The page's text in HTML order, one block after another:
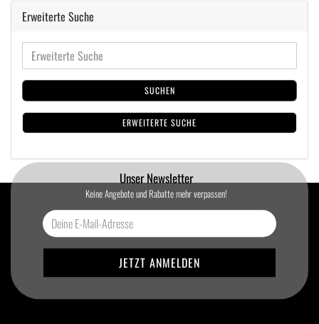
Erweiterte Suche
SUCHEN
ERWEITERTE SUCHE
Unser Newsletter
Keine Angebote und Rabatte mehr verpassen!